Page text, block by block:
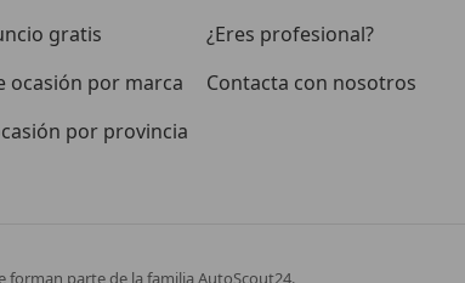
gratis
ocasión por marca
por provincia
¿Eres profesional?
Contacta con nosotros
forman parte de la familia AutoScout24.